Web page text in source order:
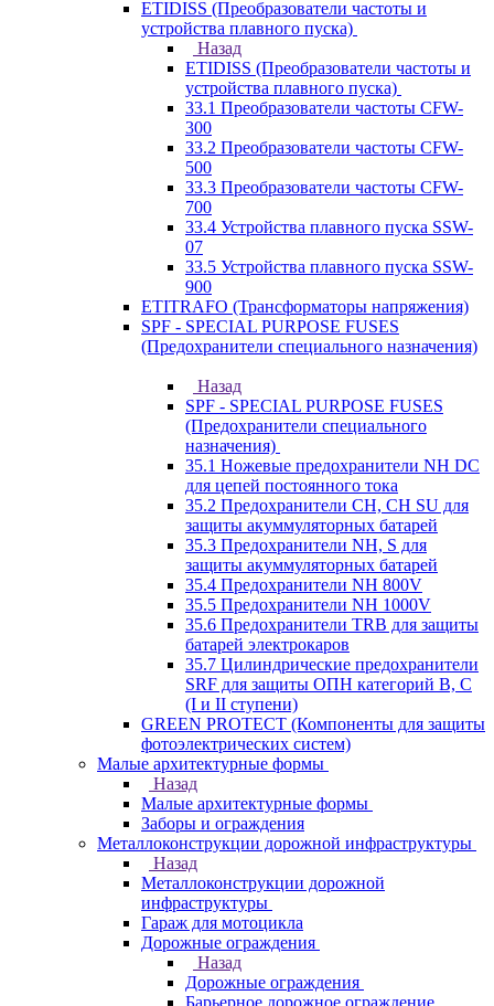
ETIDISS (Преобразователи частоты и
устройства плавного пуска)
Назад
ETIDISS (Преобразователи частоты и
устройства плавного пуска)
33.1 Преобразователи частоты CFW-
300
33.2 Преобразователи частоты CFW-
500
33.3 Преобразователи частоты CFW-
700
33.4 Устройства плавного пуска SSW-
07
33.5 Устройства плавного пуска SSW-
900
ETITRAFO (Трансформаторы напряжения)
SPF - SPECIAL PURPOSE FUSES
(Предохранители специального назначения)
Назад
SPF - SPECIAL PURPOSE FUSES
(Предохранители специального
назначения)
35.1 Ножевые предохранители NH DC
для цепей постоянного тока
35.2 Предохранители CH, CH SU для
защиты акуммуляторных батарей
35.3 Предохранители NH, S для
защиты акуммуляторных батарей
35.4 Предохранители NH 800V
35.5 Предохранители NH 1000V
35.6 Предохранители TRB для защиты
батарей электрокаров
35.7 Цилиндрические предохранители
SRF для защиты ОПН категорий B, C
(I и II ступени)
GREEN PROTECT (Компоненты для защиты
фотоэлектрических систем)
Малые архитектурные формы
Назад
Малые архитектурные формы
Заборы и ограждения
Металлоконструкции дорожной инфраструктуры
Назад
Металлоконструкции дорожной
инфраструктуры
Гараж для мотоцикла
Дорожные ограждения
Назад
Дорожные ограждения
Барьерное дорожное ограждение